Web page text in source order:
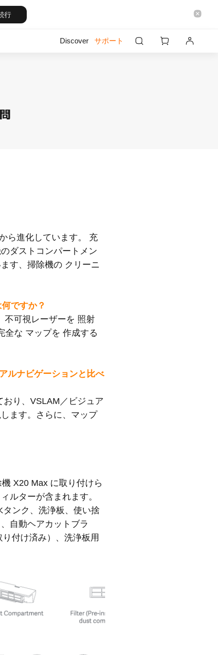
行
Discover サポート
ら進化しています。 充
ダストコンパートメン
す、掃除機の クリーニ
ですか？
不可視レーザーを 照射
全な マップを 作成する
ルナビゲーションと比べ
り、VSLAM／ビジュア
ます。さらに、マップ
X20 Max に取り付けら
ルターが含まれます。
ンク、洗浄板、使い捨
自動ヘアカットブラ
付け済み）、洗浄板用